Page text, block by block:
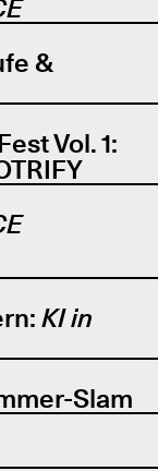
&
Vol. 1:
KI in
Slam